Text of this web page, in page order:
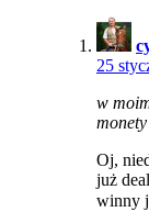
25
w
monety
Oj,
już
winny